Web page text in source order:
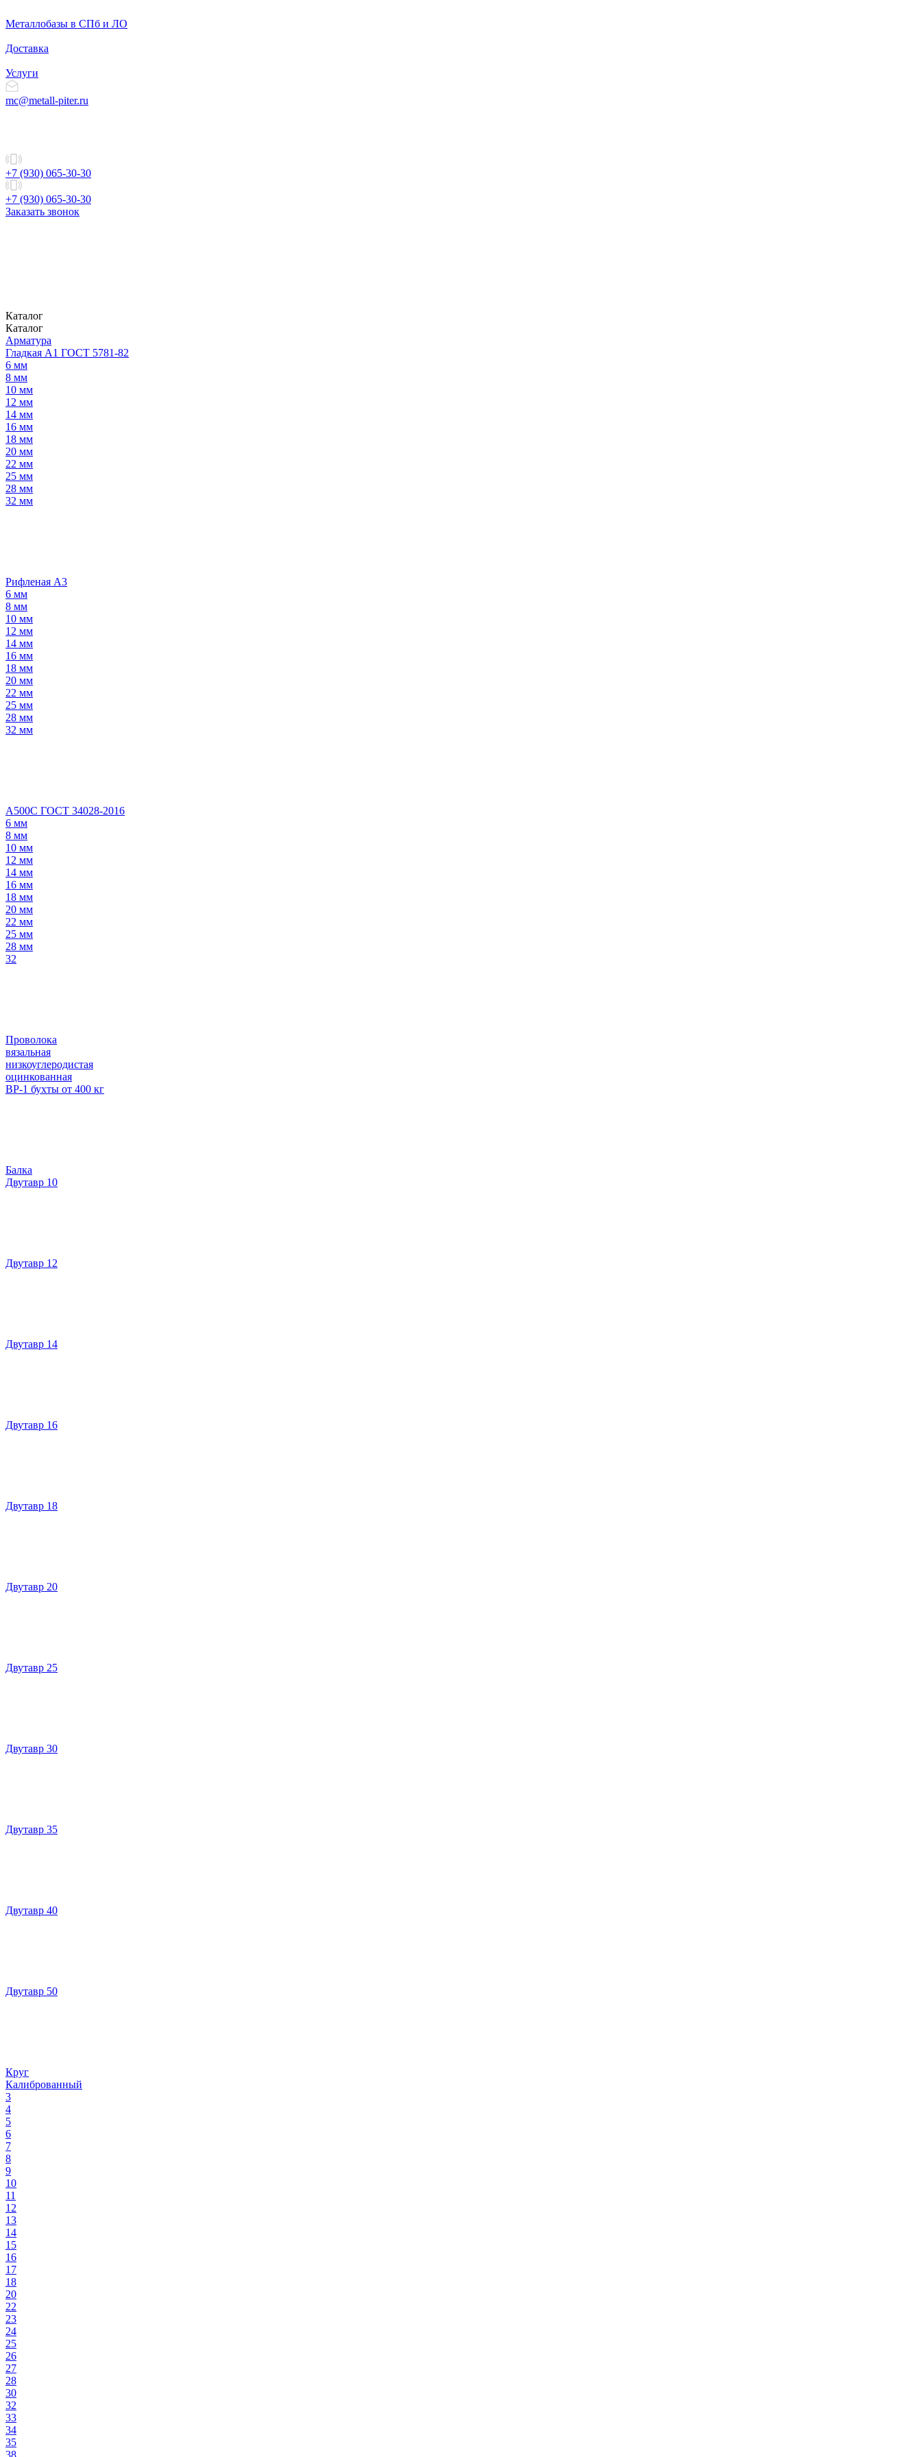
Металлобазы в СПб и ЛО
Доставка
Услуги
mc@metall-piter.ru
+7 (930) 065-30-30
+7 (930) 065-30-30
Заказать звонок
Каталог
Каталог
Арматура
Гладкая А1 ГОСТ 5781-82
6 мм
8 мм
10 мм
12 мм
14 мм
16 мм
18 мм
20 мм
22 мм
25 мм
28 мм
32 мм
Рифленая А3
6 мм
8 мм
10 мм
12 мм
14 мм
16 мм
18 мм
20 мм
22 мм
25 мм
28 мм
32 мм
А500С ГОСТ 34028-2016
6 мм
8 мм
10 мм
12 мм
14 мм
16 мм
18 мм
20 мм
22 мм
25 мм
28 мм
32
Проволока
вязальная
низкоуглеродистая
оцинкованная
ВР-1 бухты от 400 кг
Балка
Двутавр 10
Двутавр 12
Двутавр 14
Двутавр 16
Двутавр 18
Двутавр 20
Двутавр 25
Двутавр 30
Двутавр 35
Двутавр 40
Двутавр 50
Круг
Калиброванный
3
4
5
6
7
8
9
10
11
12
13
14
15
16
17
18
20
22
23
24
25
26
27
28
30
32
33
34
35
38